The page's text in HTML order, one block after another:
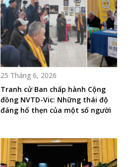
25 Tháng 6, 2026
Tranh cử Ban chấp hành Cộng
đồng NVTD-Vic: Những thái độ
đáng hổ thẹn của một số người